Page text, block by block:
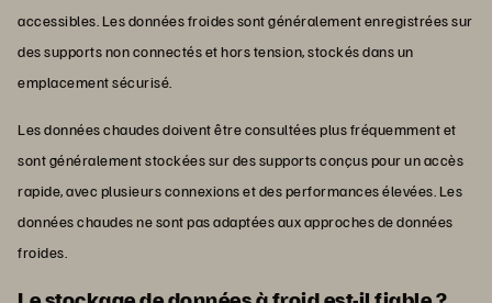
accessibles. Les données froides sont généralement enregistrées sur
des supports non connectés et hors tension, stockés dans un
emplacement sécurisé.
Les données chaudes doivent être consultées plus fréquemment et
sont généralement stockées sur des supports conçus pour un accès
rapide, avec plusieurs connexions et des performances élevées. Les
données chaudes ne sont pas adaptées aux approches de données
froides.